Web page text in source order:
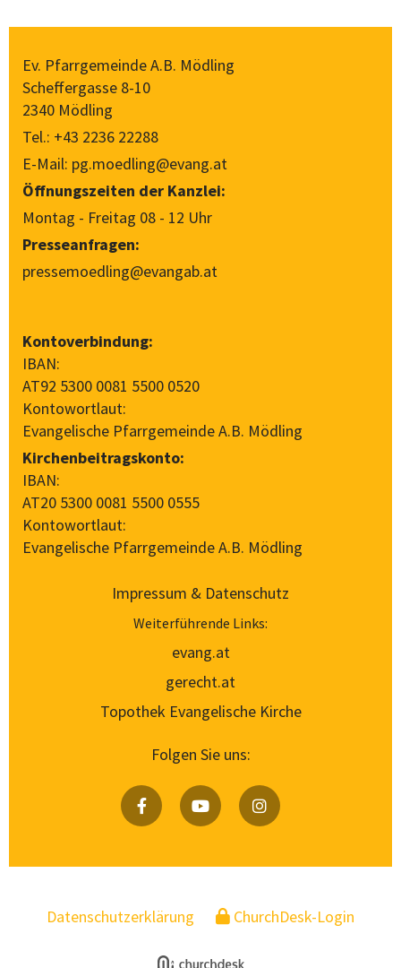
Ev. Pfarrgemeinde A.B. Mödling
Scheffergasse 8-10
2340 Mödling
Tel.: +43 2236 22288
E-Mail: pg.moedling@evang.at
Öffnungszeiten der Kanzlei:
Montag - Freitag 08 - 12 Uhr
Presseanfragen:
pressemoedling@evangab.at
Kontoverbindung:
IBAN:
AT92 5300 0081 5500 0520
Kontowortlaut:
Evangelische Pfarrgemeinde A.B. Mödling
Kirchenbeitragskonto:
IBAN:
AT20 5300 0081 5500 0555
Kontowortlaut:
Evangelische Pfarrgemeinde A.B. Mödling
Impressum & Datenschutz
Weiterführende Links:
evang.at
gerecht.at
Topothek Evangelische Kirche
Folgen Sie uns:
Datenschutzerklärung ChurchDesk-Login